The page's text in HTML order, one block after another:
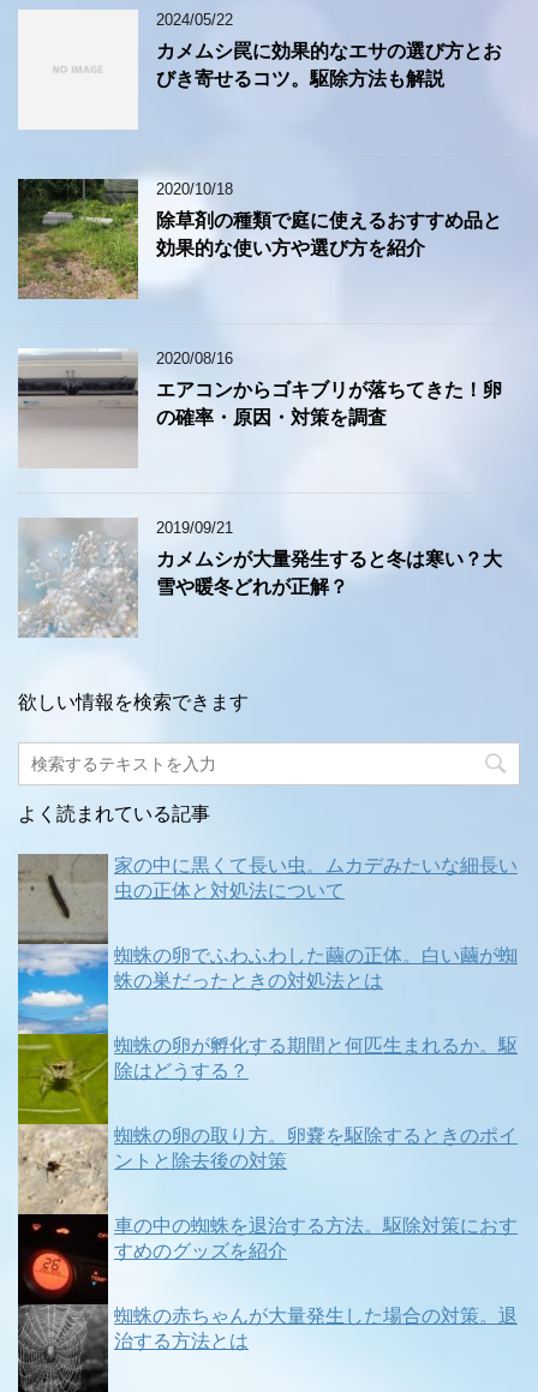
2024/05/22
カメムシ罠に効果的なエサの選び方とお
びき寄せるコツ。駆除方法も解説
2020/10/18
除草剤の種類で庭に使えるおすすめ品と
効果的な使い方や選び方を紹介
2020/08/16
エアコンからゴキブリが落ちてきた！卵
の確率・原因・対策を調査
2019/09/21
カメムシが大量発生すると冬は寒い？大
雪や暖冬どれが正解？
欲しい情報を検索できます
よく読まれている記事
家の中に黒くて長い虫。ムカデみたいな細長い
虫の正体と対処法について
蜘蛛の卵でふわふわした繭の正体。白い繭が蜘
蛛の巣だったときの対処法とは
蜘蛛の卵が孵化する期間と何匹生まれるか。駆
除はどうする？
蜘蛛の卵の取り方。卵嚢を駆除するときのポイ
ントと除去後の対策
車の中の蜘蛛を退治する方法。駆除対策におす
すめのグッズを紹介
蜘蛛の赤ちゃんが大量発生した場合の対策。退
治する方法とは